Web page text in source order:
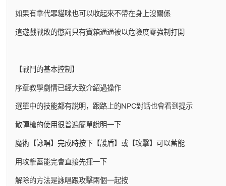
如果有拿代罪貓咪也可以收起來不帶在身上沒關係
這遊戲戰敗的懲罰只有寶箱通通被以危險度零強制打開
【戰鬥的基本控制】
序章教學劇情已經大致介紹過操作
選單中的技能都有說明，跟路上的NPC對話也會看到提示
散彈槍的使用很普遍簡單說明一下
魔術【詠唱】完成時按下【護盾】或【攻擊】可以蓄能
用攻擊蓄能完會直接先揮一下
解除的方法是詠唱跟攻擊兩個一起按